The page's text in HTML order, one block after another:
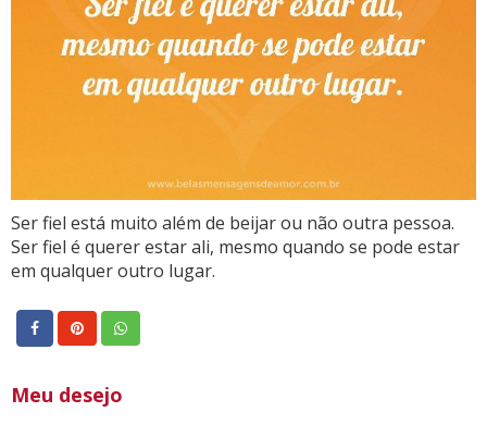
Ser fiel está muito além de beijar ou não outra pessoa.
Ser fiel é querer estar ali, mesmo quando se pode estar
em qualquer outro lugar.
Meu desejo